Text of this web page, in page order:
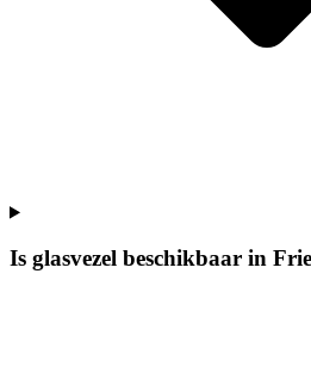
Is glasvezel beschikbaar in